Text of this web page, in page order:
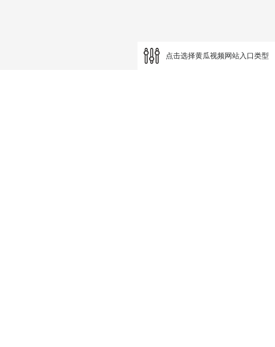
点击选择黄瓜视频网站入口类型